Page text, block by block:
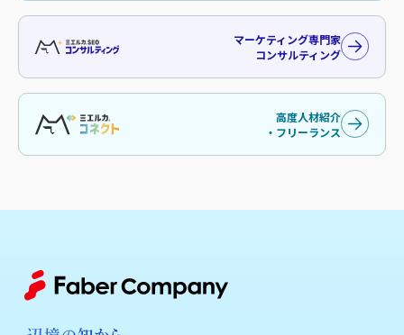
マーケティング専門家
コンサルティング
高度人材紹介
・フリーランス